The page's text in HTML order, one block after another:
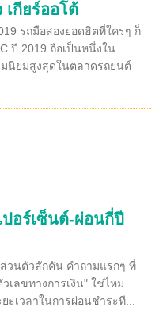
เกียร์ออโต้
รถมือสองยอดฮิตที่ใครๆ ก็
ปี 2019 ถือเป็นหนึ่งใน
นิยมสูงสุดในตลาดรถยนต์
อร์เซ็นต์-ผ่อนกี่ปี
วนตัวสักคัน คำถามแรกๆ ที่
เลขทางการเงิน" ใช่ไหม
ะเวลาในการผ่อนชำระที...